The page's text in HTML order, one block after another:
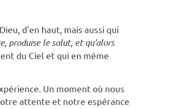
d’en haut, mais aussi qui
produise le salut, et qu’alors
du Ciel et qui en même
Un moment où nous
attente et notre espérance